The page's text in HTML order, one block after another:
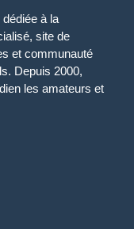
à la
site de
et communauté
Depuis 2000,
les amateurs et